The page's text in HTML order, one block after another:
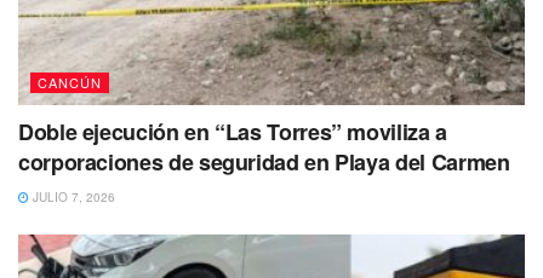
CANCÚN
Doble ejecución en “Las Torres” moviliza a
corporaciones de seguridad en Playa del Carmen
JULIO 7, 2026